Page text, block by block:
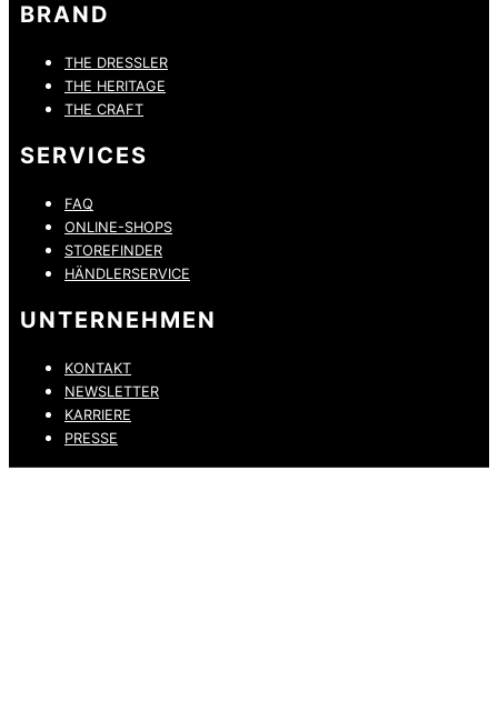
BRAND
THE DRESSLER
THE HERITAGE
THE CRAFT
SERVICES
FAQ
ONLINE-SHOPS
STOREFINDER
HÄNDLERSERVICE
UNTERNEHMEN
KONTAKT
NEWSLETTER
KARRIERE
PRESSE